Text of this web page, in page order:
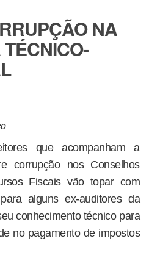
NA
que acompanham a
corrupção nos Conselhos
Fiscais vão topar com
alguns ex-auditores da
conhecimento técnico para
no pagamento de impostos